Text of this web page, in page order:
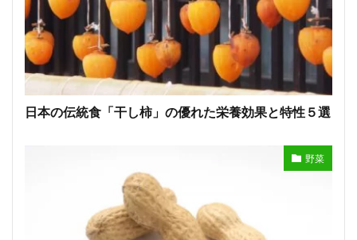
日本の伝統食「干し柿」の優れた栄養効果と特性５選
野菜